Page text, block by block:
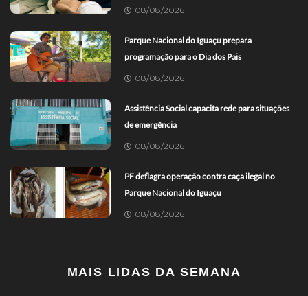
08/08/2026
Parque Nacional do Iguaçu prepara
programação para o Dia dos Pais
08/08/2026
Assistência Social capacita rede para situações
de emergência
08/08/2026
PF deflagra operação contra caça ilegal no
Parque Nacional do Iguaçu
08/08/2026
MAIS LIDAS DA SEMANA